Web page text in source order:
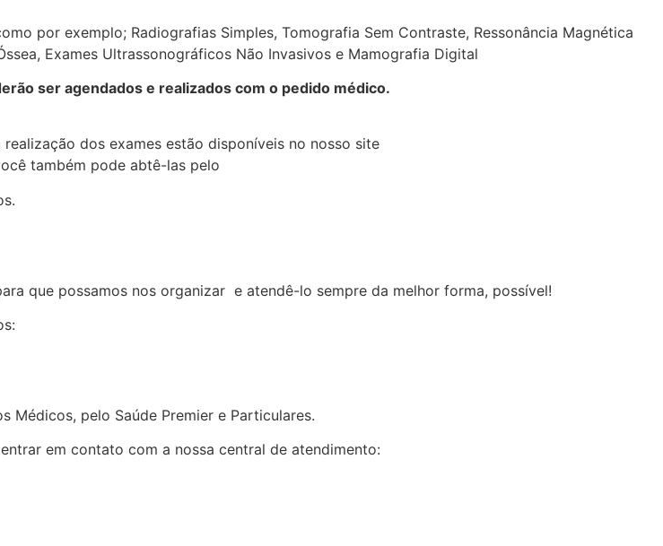
por exemplo; Radiografias Simples, Tomografia Sem Contraste, Ressonância Magnética
Exames Ultrassonográficos Não Invasivos e Mamografia Digital
ser agendados e realizados com o pedido médico.
dos exames estão disponíveis no nosso site
também pode abtê-las pelo
que possamos nos organizar e atendê-lo sempre da melhor forma, possível!
Médicos, pelo Saúde Premier e Particulares.
em contato com a nossa central de atendimento: